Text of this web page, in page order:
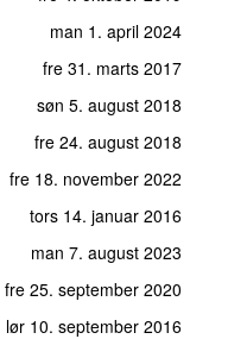
man 1. april 2024
fre 31. marts 2017
søn 5. august 2018
fre 24. august 2018
fre 18. november 2022
tors 14. januar 2016
man 7. august 2023
fre 25. september 2020
lør 10. september 2016